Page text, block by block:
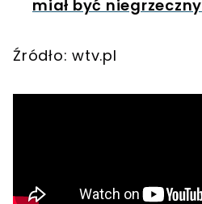
miał być niegrzeczny
Źródło: wtv.pl